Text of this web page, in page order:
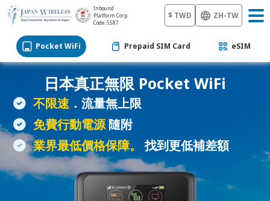
Inbound
Platform Corp.
Code: 5587
$ TWD ZH-TW
Pocket WiFi Prepaid SIM Card eSIM
日本真正無限 Pocket WiFi
不限速．流量無上限
免費行動電源隨附
業界最低價格保障。
找到更低補差額